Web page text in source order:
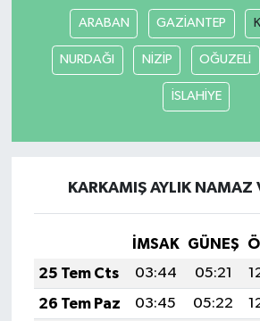
ARABAN GAZİANTEP
NURDAĞI NİZİP OĞUZELİ
İSLAHİYE
KARKAMIŞ AYLIK NAMAZ
İMSAK GÜNEŞ
25 Tem Cts
03:44 05:21
26 Tem Paz
03:45 05:22